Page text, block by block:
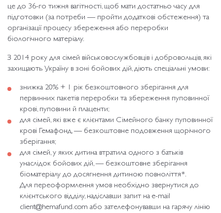
це до 36-го тижня вагітності, щоб мати достатньо часу для
підготовки (за потреби — пройти додаткові обстеження) та
організації процесу збереження або переробки
біологічного матеріалу.
З 2014 року для сімей військовослужбовців і добровольців, які
захищають Україну в зоні бойових дій, діють спеціальні умови:
знижка 20% + 1 рік безкоштовного зберігання для
первинних пакетів переробки та збереження пуповинної
крові, пуповини й плаценти;
для сімей, які вже є клієнтами Сімейного банку пуповинної
крові Гемафонд, — безкоштовне подовження щорічного
зберігання;
для сімей, у яких дитина втратила одного з батьків
унаслідок бойових дій, — безкоштовне зберігання
біоматеріалу до досягнення дитиною повноліття*.
Для переоформлення умов необхідно звернутися до
клієнтського відділу, надіславши запит на e-mail
client@hemafund.com або зателефонувавши на гарячу лінію